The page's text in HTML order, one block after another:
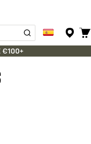
€100+